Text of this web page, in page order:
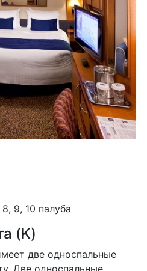
8, 9, 10 палуба
(K)
две односпальные